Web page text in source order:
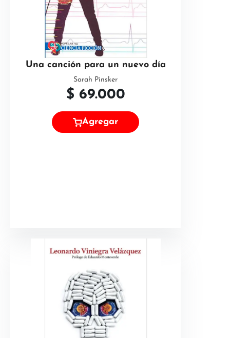
Una canción para un nuevo día
Sarah Pinsker
$ 69.000
Agregar